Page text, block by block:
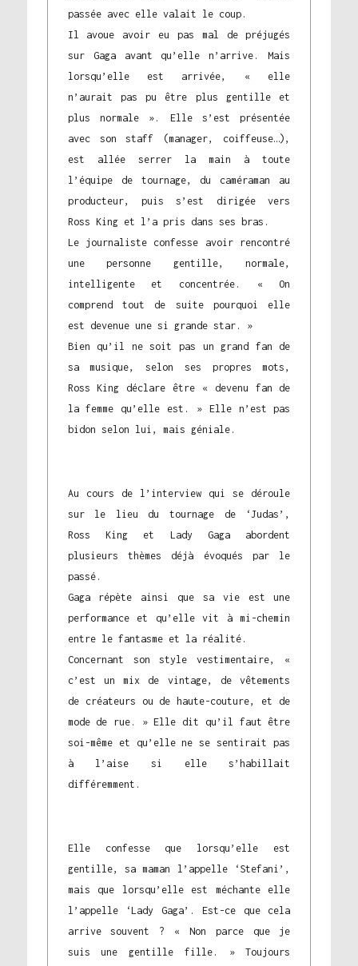
passée avec elle valait le coup.
Il avoue avoir eu pas mal de préjugés
sur Gaga avant qu’elle n’arrive. Mais
lorsqu’elle est arrivée, « elle
n’aurait pas pu être plus gentille et
plus normale ». Elle s’est présentée
avec son staff (manager, coiffeuse…),
est allée serrer la main à toute
l’équipe de tournage, du caméraman au
producteur, puis s’est dirigée vers
Ross King et l’a pris dans ses bras.
Le journaliste confesse avoir rencontré
une personne gentille, normale,
intelligente et concentrée. « On
comprend tout de suite pourquoi elle
est devenue une si grande star. »
Bien qu’il ne soit pas un grand fan de
sa musique, selon ses propres mots,
Ross King déclare être « devenu fan de
la femme qu’elle est. » Elle n’est pas
bidon selon lui, mais géniale.
Au cours de l’interview qui se déroule
sur le lieu du tournage de ‘Judas’,
Ross King et Lady Gaga abordent
plusieurs thèmes déjà évoqués par le
passé.
Gaga répète ainsi que sa vie est une
performance et qu’elle vit à mi-chemin
entre le fantasme et la réalité.
Concernant son style vestimentaire, «
c’est un mix de vintage, de vêtements
de créateurs ou de haute-couture, et de
mode de rue. » Elle dit qu’il faut être
soi-même et qu’elle ne se sentirait pas
à l’aise si elle s’habillait
différemment.
Elle confesse que lorsqu’elle est
gentille, sa maman l’appelle ‘Stefani’,
mais que lorsqu’elle est méchante elle
l’appelle ‘Lady Gaga’. Est-ce que cela
arrive souvent ? « Non parce que je
suis une gentille fille. » Toujours